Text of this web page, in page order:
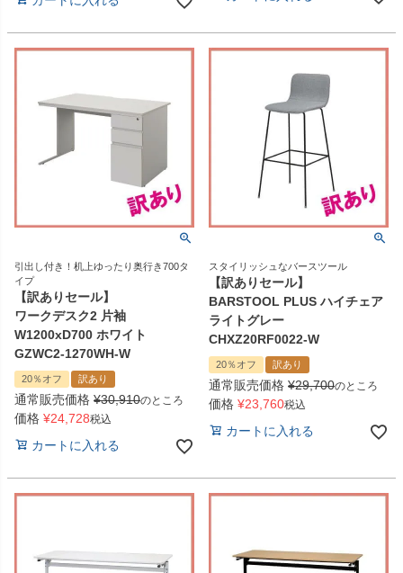
引出し付き！机上ゆったり奥行き700タ
イプ
【訳ありセール】
ワークデスク2 片袖
W1200xD700 ホワイト
GZWC2-1270WH-W
20％オフ 訳あり
通常販売価格 ¥30,910のところ
価格 ¥24,728税込
カートに入れる
スタイリッシュなバースツール
【訳ありセール】
BARSTOOL PLUS ハイチェア
ライトグレー
CHXZ20RF0022-W
20％オフ 訳あり
通常販売価格 ¥29,700のところ
価格 ¥23,760税込
カートに入れる